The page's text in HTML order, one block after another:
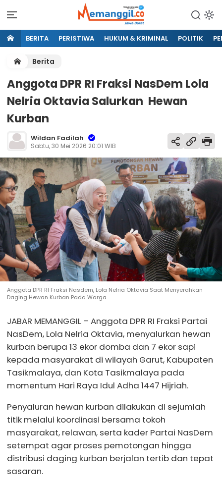
BERITA PERISTIWA HUKUM & KRIMINAL POLITIK
Berita
Anggota DPR RI Fraksi NasDem Lola
Nelria Oktavia Salurkan Hewan
Kurban
Wildan Fadilah
Sabtu, 30 Mei 2026 20:01 WIB
Anggota DPR RI Fraksi Nasdem, Lola Nelria Oktavia Saat Menyerahkan
Daging Hewan Kurban Pada Warga
JABAR MEMANGGIL – Anggota DPR RI Fraksi Partai
NasDem, Lola Nelria Oktavia, menyalurkan hewan
kurban berupa 13 ekor domba dan 7 ekor sapi
kepada masyarakat di wilayah Garut, Kabupaten
Tasikmalaya, dan Kota Tasikmalaya pada
momentum Hari Raya Idul Adha 1447 Hijriah.
Penyaluran hewan kurban dilakukan di sejumlah
titik melalui koordinasi bersama tokoh
masyarakat, relawan, serta kader Partai NasDem
setempat agar proses pemotongan hingga
distribusi daging kurban berjalan tertib dan tepat
sasaran.